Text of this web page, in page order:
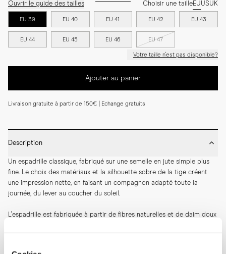
Ouvrir le guide des tailles Choisir une tailleEUUSUK
EU 39 EU 40 EU 41 EU 42 EU 43
EU 44 EU 45 EU 46 EU 47
Votre taille n'est pas disponible?
Ajouter au panier
Livraison gratuite à partir de 150€ | Echange gratuits
Description
Un espadrille classique, fabriqué sur une semelle en jute simple plus
fine. Le choix des matériaux et la silhouette sobre de la tige créent
une impression nette, en faisant un compagnon adapté toute la
journée, du lever au coucher du soleil.
L'espadrille est fabriquée à partir de fibres naturelles et de daim doux